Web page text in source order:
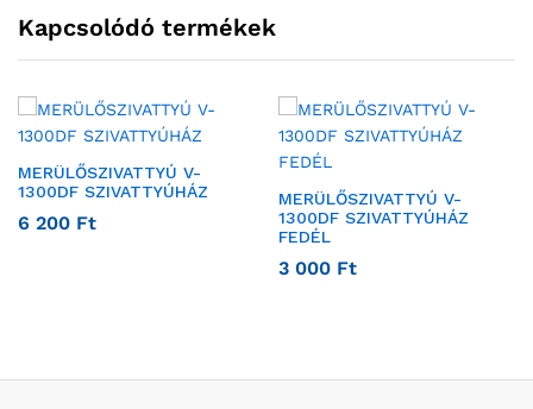
Kapcsolódó termékek
MERÜLŐSZIVATTYÚ V-
1300DF SZIVATTYÚHÁZ
6 200 Ft
MERÜLŐSZIVATTYÚ V-
1300DF SZIVATTYÚHÁZ
FEDÉL
3 000 Ft